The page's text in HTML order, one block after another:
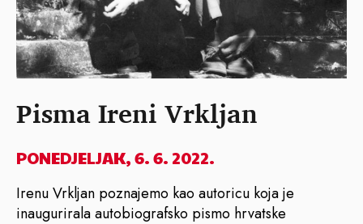
Pisma Ireni Vrkljan
PONEDJELJAK, 6. 6. 2022.
Irenu Vrkljan poznajemo kao autoricu koja je
inaugurirala autobiografsko pismo hrvatske